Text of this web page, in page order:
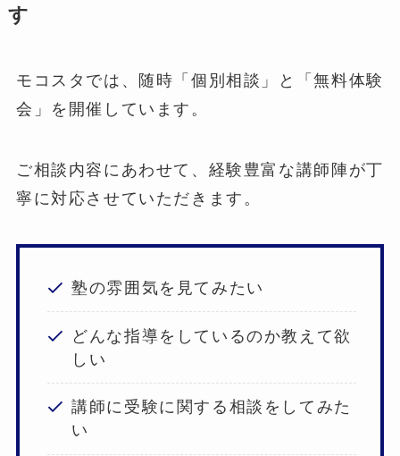
す
モコスタでは、随時「個別相談」と「無料体験
会」を開催しています。
ご相談内容にあわせて、経験豊富な講師陣が丁
寧に対応させていただきます。
塾の雰囲気を見てみたい
どんな指導をしているのか教えて欲
しい
講師に受験に関する相談をしてみた
い